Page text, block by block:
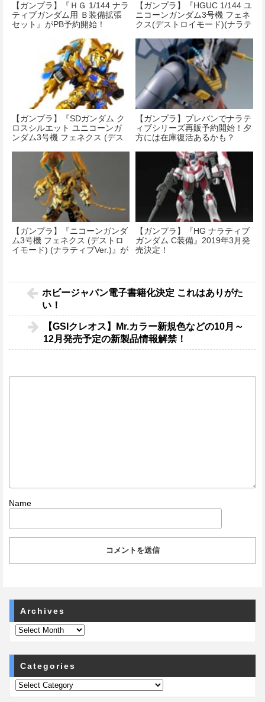
【ガンプラ】『ＨＧ 1/144 ナラ
ティブガンダム用 Ｂ装備拡張
セット』がPB予約開始！
【ガンプラ】『HGUC 1/144 ユ
ニコーンガンダム3号機 フェネ
クス(デストロイモード)(ナラテ
グ]』が発売決定！
【ガンプラ】『SDガンダム ク
ロスシルエット ユニコーンガ
ンダム3号機 フェネクス (デス
Ver.)』が本日入荷！
【ガンプラ】プレバンでナラテ
ィブシリーズ再販予約開始！夕
方には在庫復活あるかも？
【ガンプラ】『ニコーンガンダ
ム3号機 フェネクス (デストロ
イモード) (ナラティブVer.)』が
【ガンプラ】『HG ナラティブ
ガンダム C装備』2019年3月発
売決定！
ホビージャパン電子書籍化決定 これはありがた
い！
【GSIクレオス】Mr.カラー新規色などの10月～
12月発売予定の新製品情報解禁！
Name
Archives
Categories